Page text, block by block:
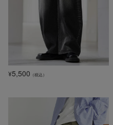
¥5,500 （税込）